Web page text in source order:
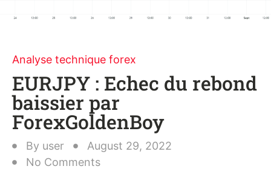
Analyse technique forex
EURJPY : Echec du rebond
baissier par
ForexGoldenBoy
By user
August 29, 2022
No Comments